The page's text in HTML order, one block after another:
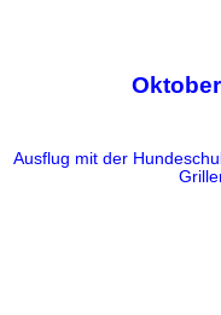
Ausflug mit der